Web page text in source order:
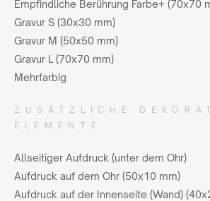
Empfindliche Berührung Farbe+ (70x70
Gravur S (30x30 mm)
Gravur M (50x50 mm)
Gravur L (70x70 mm)
Mehrfarbig
ZUSÄTZLICHE
ELEMENTE
Allseitiger Aufdruck (unter dem Ohr)
Aufdruck auf dem Ohr (50x10 mm)
Aufdruck auf der Innenseite (Wand)